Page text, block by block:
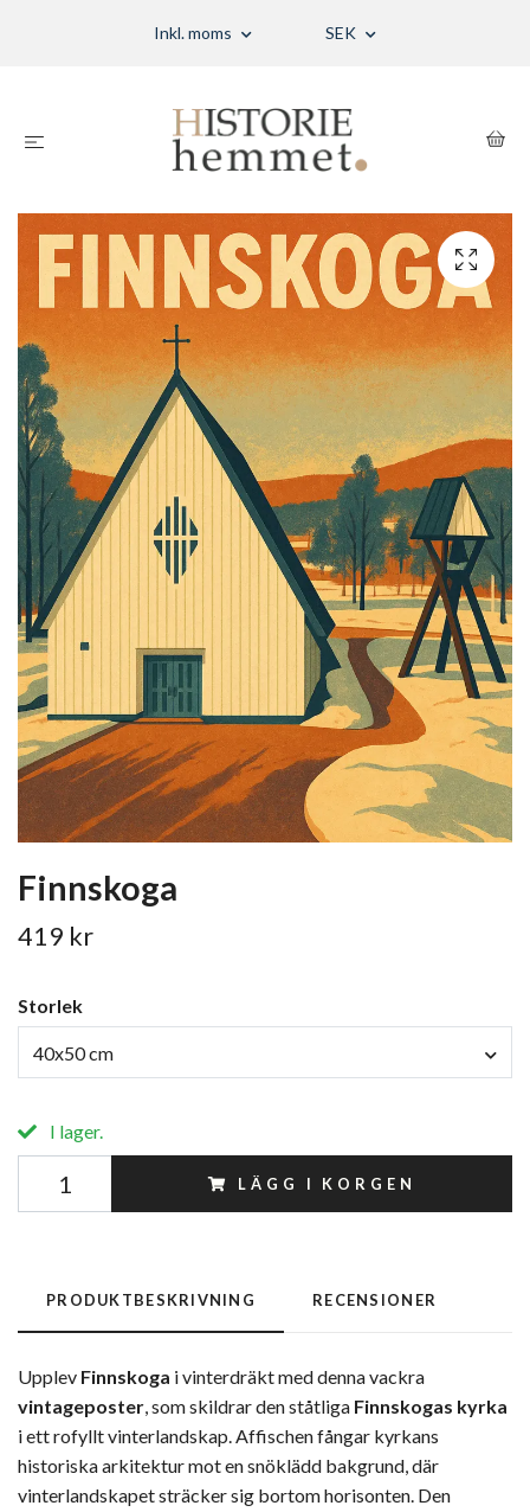
Inkl. moms SEK
Finnskoga
419 kr
Storlek
40x50 cm
I lager.
LÄGG I KORGEN
PRODUKTBESKRIVNING RECENSIONER
Upplev Finnskoga i vinterdräkt med denna vackra
vintageposter, som skildrar den ståtliga Finnskogas kyrka
i ett rofyllt vinterlandskap. Affischen fångar kyrkans
historiska arkitektur mot en snöklädd bakgrund, där
vinterlandskapet sträcker sig bortom horisonten. Den